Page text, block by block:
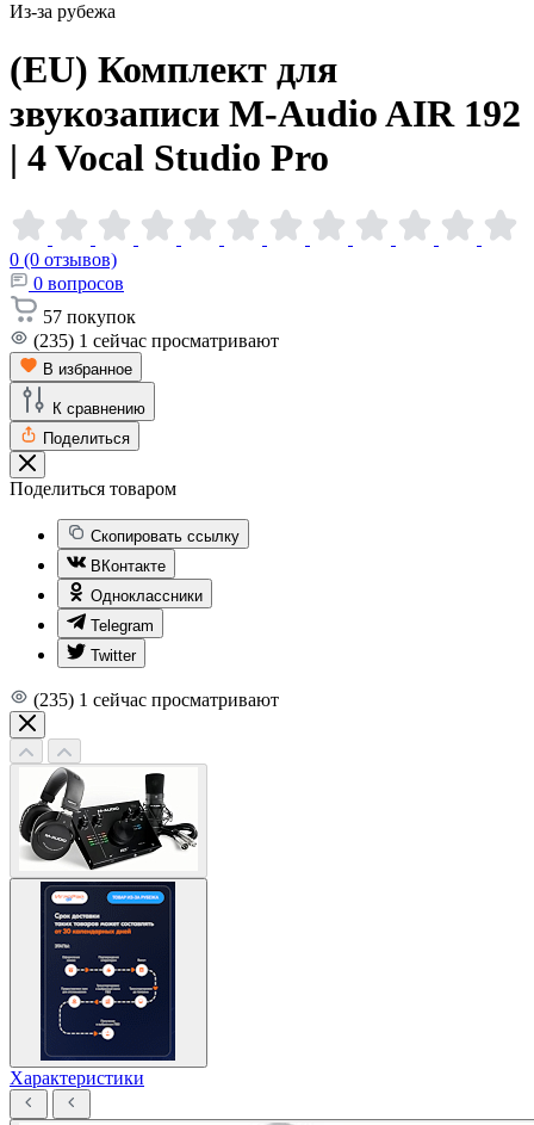
Из-за рубежа
(EU) Комплект для
звукозаписи M-Audio AIR 192
| 4 Vocal Studio Pro
0 (0 отзывов)
0 вопросов
57 покупок
(235) 1 сейчас просматривают
В избранное
К сравнению
Поделиться
Поделиться товаром
Скопировать ссылку
ВКонтакте
Одноклассники
Telegram
Twitter
(235) 1 сейчас просматривают
Характеристики